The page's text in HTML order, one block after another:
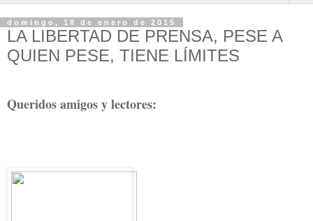
domingo, 18 de enero de 2015
LA LIBERTAD DE PRENSA, PESE A
QUIEN PESE, TIENE LÍMITES
Queridos amigos y lectores: